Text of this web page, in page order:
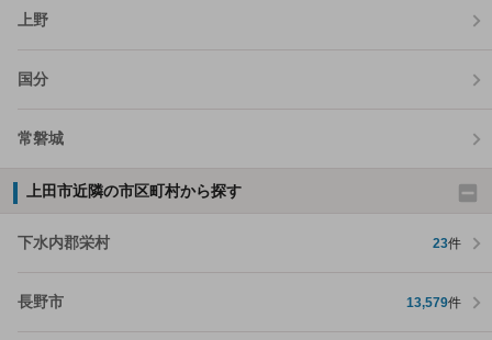
上野
国分
常磐城
上田市近隣の市区町村から探す
下水内郡栄村 23件
長野市 13,579件